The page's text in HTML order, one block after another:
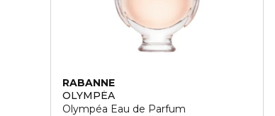
RABANNE
OLYMPÉA
Olympéa Eau de Parfum